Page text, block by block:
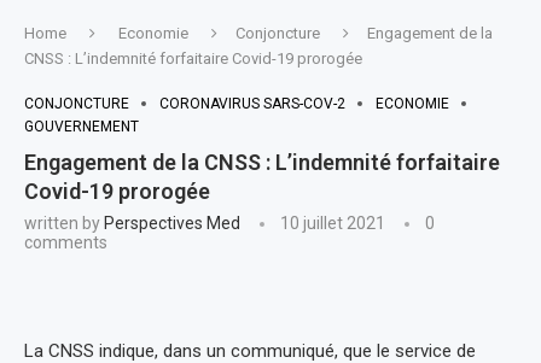
Home Economie Conjoncture
Engagement de la
CNSS : L’indemnité forfaitaire Covid-19 prorogée
CONJONCTURE CORONAVIRUS SARS-COV-2
ECONOMIE
GOUVERNEMENT
Engagement de la CNSS : L’indemnité forfaitaire
Covid-19 prorogée
written by Perspectives Med 10 juillet 2021
0
comments
La CNSS indique, dans un communiqué, que le service de